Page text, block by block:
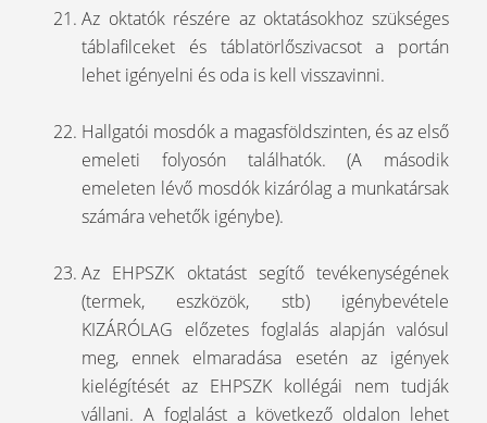
Az oktatók részére az oktatásokhoz szükséges
táblafilceket és táblatörlőszivacsot a portán
lehet igényelni és oda is kell visszavinni.
Hallgatói mosdók a magasföldszinten, és az első
emeleti folyosón találhatók. (A második
emeleten lévő mosdók kizárólag a munkatársak
számára vehetők igénybe).
Az EHPSZK oktatást segítő tevékenységének
(termek, eszközök, stb) igénybevétele
KIZÁRÓLAG előzetes foglalás alapján valósul
meg, ennek elmaradása esetén az igények
kielégítését az EHPSZK kollégái nem tudják
vállani. A foglalást a következő oldalon lehet